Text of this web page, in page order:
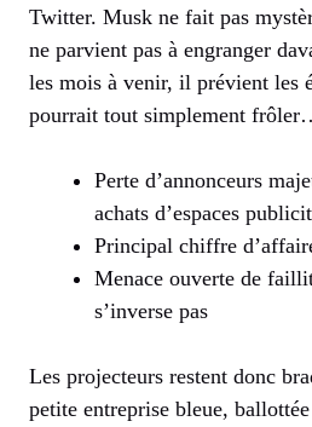
Twitter. Musk ne fait pas
ne parvient pas à engranger
les mois à venir, il prévient les
pourrait tout simplement
Perte d’annonceurs
achats d’espaces
Principal chiffre
Menace ouverte de
s’inverse pas
Les projecteurs restent donc
petite entreprise bleue,